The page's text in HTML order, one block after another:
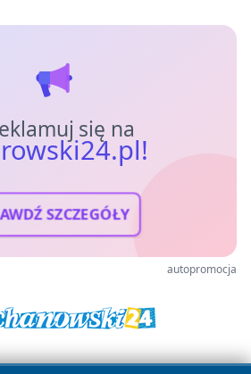
się na
SZCZEGÓŁY
autopromocja